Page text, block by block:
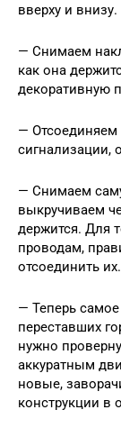
вверху и внизу.
— Снимаем
как она
декоративную
— Отсоединяем
сигнализации,
— Снимаем
выкручиваем
держится. Для
проводам,
отсоединить их.
— Теперь
переставших
нужно
аккуратным
новые,
конструкции в